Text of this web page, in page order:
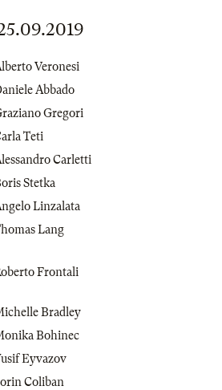
Veronesi
Abbado
Gregori
Teti
Carletti
Stetka
Linzalata
Lang
Frontali
Bradley
Bohinec
Eyvazov
Coliban